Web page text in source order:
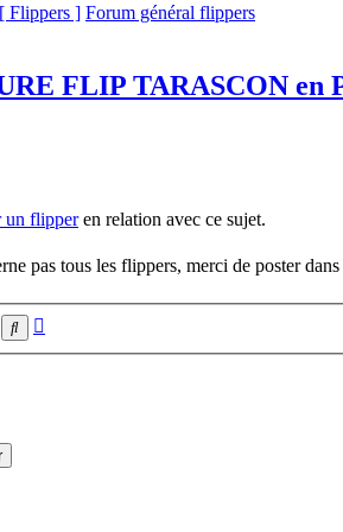
[ Flippers ] Forum général flippers
FLIP TARASCON en
un flipperen relation avec ce sujet.
pas tous les flippers, merci de poster
Rechercher